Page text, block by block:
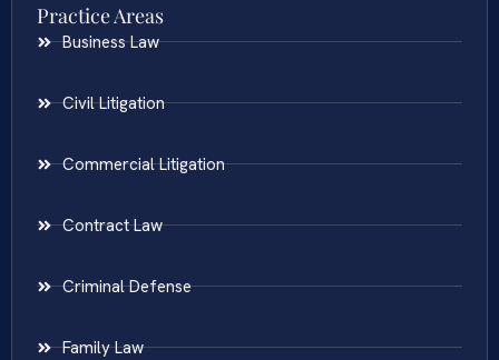
Practice Areas
Business Law
Civil Litigation
Commercial Litigation
Contract Law
Criminal Defense
Family Law